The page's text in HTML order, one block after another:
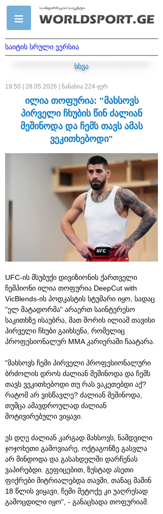
საიტის სრული ვერსია
სხვა
19:50 | 28.05.2026 | ნანახია 224-ჯერ
ილია თოფურია: "მახსოვს
პირველი ჩხუბის წინ ძალიან
მეშინოდა და ჩემს თავს ამას
ვეკითხებოდი"
UFC-ის მსუბუქი დივიზიონის ქართველი
ჩემპიონი ილია თოფურია DeepCut with
VicBlends-ის პოდკასტის სტუმარი იყო, სადაც
"ელ მატადორმა" არაერთ საინტერესო
საკითხზე ისაუბრა, მათ შორის ილიამ თავისი
პირველი ჩხუბი გაიხსენა, რომელიც
პროფესიონალურ MMA კარიერაში ჩაატარა.
"მახსოვს ჩემი პირველი პროფესიონალური
ბრძოლის დროს ძალიან მეშინოდა და ჩემს
თავს ვეკითხებოდი თუ რას ვაკეთებდი აქ?
რატომ არ ვისწავლე? ძალიან მეშინოდა,
თუმცა ამავდროულად ძალიან
მოტივირებული ვიყავი.
ეს დღე ძალიან კარგად მახსოვს, ნამდვილი
ჯოჯოხეთი გამოვიარე, ოქტაგონზე გასვლა
არ მინდოდა და გასახდელში დარჩენას
ვაპირებდი. გეფიცებით, ზუსტად ასეთი
ფიქრები მიტრიალებდა თავში, თანაც მაშინ
18 წლის ვიყავი, ჩემი მეტოქე კი უაღრესად
გამოცდილი იყო", - განაცხადა თოფურიამ.